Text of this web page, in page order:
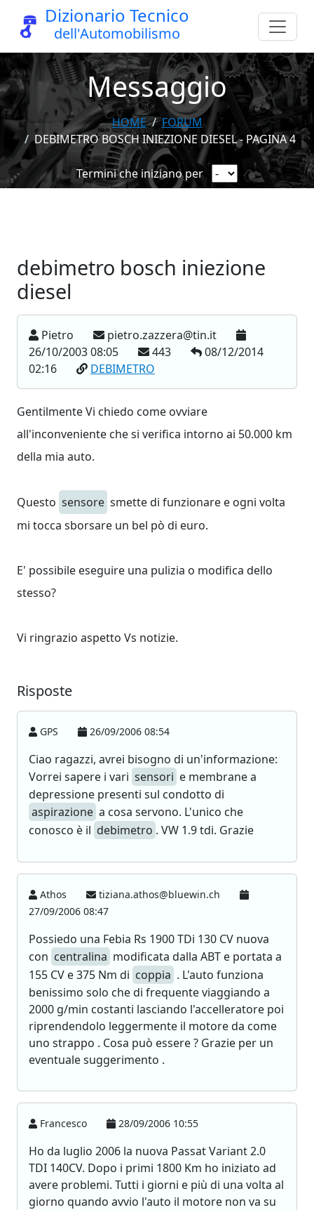
Dizionario Tecnico
dell'Automobilismo
Messaggio
HOME
FORUM
DEBIMETRO BOSCH INIEZIONE DIESEL - PAGINA 4
Termini che iniziano per
debimetro bosch iniezione
diesel
Pietro
pietro.zazzera@tin.it
26/10/2003 08:05
443
08/12/2014
02:16
DEBIMETRO
Gentilmente Vi chiedo come ovviare
all'inconveniente che si verifica intorno ai 50.000 km
della mia auto.
Questo sensore smette di funzionare e ogni volta
mi tocca sborsare un bel pò di euro.
E' possibile eseguire una pulizia o modifica dello
stesso?
Vi ringrazio aspetto Vs notizie.
Risposte
GPS 26/09/2006 08:54
Ciao ragazzi, avrei bisogno di un'informazione:
Vorrei sapere i vari sensori e membrane a
depressione presenti sul condotto di
aspirazione a cosa servono. L'unico che
conosco è il debimetro . VW 1.9 tdi. Grazie
Athos
tiziana.athos@bluewin.ch
27/09/2006 08:47
Possiedo una Febia Rs 1900 TDi 130 CV nuova
con centralina modificata dalla ABT e portata a
155 CV e 375 Nm di coppia . L'auto funziona
benissimo solo che di frequente viaggiando a
2000 g/min costanti lasciando l'accelleratore poi
riprendendolo leggermente il motore da come
uno strappo . Cosa può essere ? Grazie per un
eventuale suggerimento .
Francesco 28/09/2006 10:55
Ho da luglio 2006 la nuova Passat Variant 2.0
TDI 140CV. Dopo i primi 1800 Km ho iniziato ad
avere problemi. Tutti i giorni e più di una volta al
giorno quando avvio l'auto il motore non va su